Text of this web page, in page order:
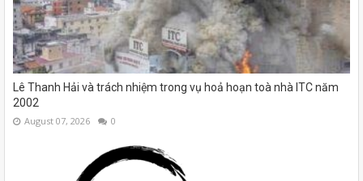
Lê Thanh Hải và trách nhiệm trong vụ hoả hoạn toà nhà ITC năm
2002
August 07, 2026 0